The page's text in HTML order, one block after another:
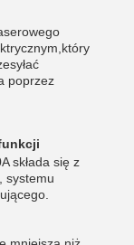
poprzez
składa się z
systemu